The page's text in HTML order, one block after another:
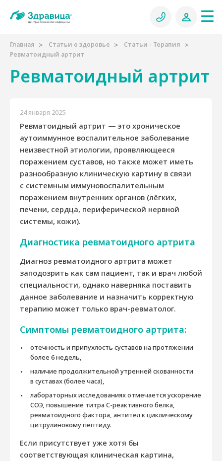
Главная Статьи о здоровье
Статьи - Терапия
Ревматоидный артрит
Ревматоидный артрит
24 января 2025
Ревматоидный артрит — это хроническое
аутоиммунное воспалительное заболевание
неизвестной этиологии, проявляющееся
поражением суставов, но также может иметь
разнообразную клиническую картину в связи
с системным иммуновоспалительным
поражением внутренних органов (лёгких,
печени, сердца, периферической нервной
системы, кожи).
Диагностика ревматоидного артрита
Диагноз ревматоидного артрита может
заподозрить как сам пациент, так и врач любой
специальности, однако наверняка поставить
данное заболевание и назначить корректную
терапию может только врач-ревматолог.
Симптомы ревматоидного артрита:
отечность и припухлость суставов на протяжении
более 6 недель,
наличие продолжительной утренней скованности
в суставах (более часа),
лабораторных исследованиях отмечается ускорение
СОЭ, повышение титра С-реактивного белка,
ревматоидного фактора, антител к циклическому
цитрулиновому пептиду.
Если присутствует уже хотя бы
соответствующая клиническая картина,